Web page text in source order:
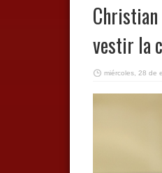
vestir la
miércoles, 28 de